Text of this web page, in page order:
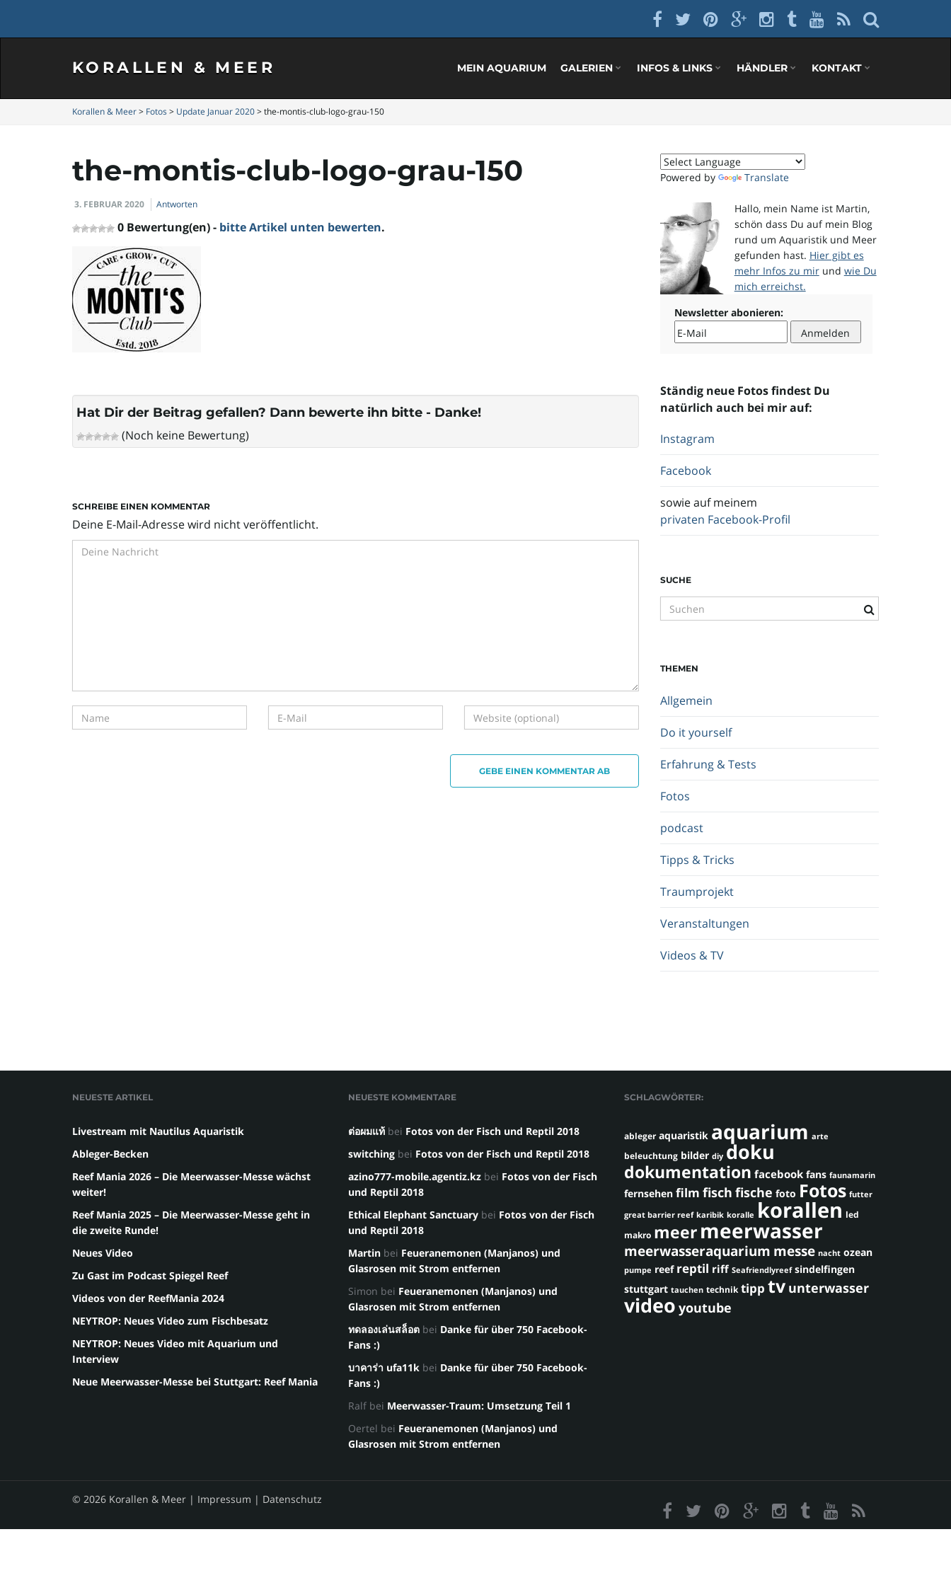
KORALLEN & MEER MEIN AQUARIUM GALERIEN INFOS & LINKS HÄNDLER KONTAKT
Korallen & Meer> Fotos > Update Januar 2020>the-montis-club-logo-grau-150
the-montis-club-logo-grau-150
3. FEBRUAR 2020 Antworten
0 Bewertung(en) - bitte Artikel unten bewerten.
Hat Dir der Beitrag gefallen? Dann bewerte ihn bitte - Danke!
(Noch keine Bewertung)
SCHREIBE EINEN KOMMENTAR
Deine E-Mail-Adresse wird nicht veröffentlicht.
GEBE EINEN KOMMENTAR AB
Powered by Translate
Hallo, mein Name ist Martin,
schön dass Du auf mein Blog
rund um Aquaristik und Meer
gefunden hast. Hier gibt es
mehr Infos zu mirund wie Du
mich erreichst.
Newsletter abonieren:
Ständig neue Fotos findest Du
natürlich auch bei mir auf:
Instagram
Facebook
sowie auf meinem
privaten Facebook-Profil
SUCHE
u
b
g
i
f
.
.
.
THEMEN
Allgemein
Do it yourself
Erfahrung & Tests
Fotos
podcast
Tipps & Tricks
Traumprojekt
Veranstaltungen
Videos & TV
NEUESTE ARTIKEL
Livestream mit Nautilus Aquaristik
Ableger-Becken
Reef Mania 2026 – Die Meerwasser-Messe wächst
weiter!
Reef Mania 2025 – Die Meerwasser-Messe geht in
die zweite Runde!
Neues Video
Zu Gast im Podcast Spiegel Reef
Videos von der ReefMania 2024
NEYTROP: Neues Video zum Fischbesatz
NEYTROP: Neues Video mit Aquarium und
Interview
Neue Meerwasser-Messe bei Stuttgart: Reef Mania
NEUESTE KOMMENTARE
ต่อผมแท้ bei Fotos von der Fisch und Reptil 2018
switching bei Fotos von der Fisch und Reptil 2018
azino777-mobile.agentiz.kz bei Fotos von der Fisch
und Reptil 2018
Ethical Elephant Sanctuary bei Fotos von der Fisch
und Reptil 2018
Martin bei Feueranemonen (Manjanos) und
Glasrosen mit Strom entfernen
Simon bei Feueranemonen (Manjanos) und
Glasrosen mit Strom entfernen
ทดลองเล่นสล็อต bei Danke für über 750 Facebook-
Fans :)
บาคาร่า ufa11k bei Danke für über 750 Facebook-
Fans :)
Ralf bei Meerwasser-Traum: Umsetzung Teil 1
Oertel bei Feueranemonen (Manjanos) und
Glasrosen mit Strom entfernen
SCHLAGWÖRTER:
ableger aquaristik aquarium arte
beleuchtung bilder diy doku
dokumentation facebook fans faunamarin
fernsehen film fisch fische foto Fotos futter
great barrier reef karibik koralle korallen led
makro meermeerwasser
meerwasseraquarium messe nacht ozean
pumpe reef reptil riff Seafriendlyreef sindelfingen
stuttgart tauchen technik tipp tv unterwasser
video youtube
© 2026 Korallen & Meer | Impressum | Datenschutz